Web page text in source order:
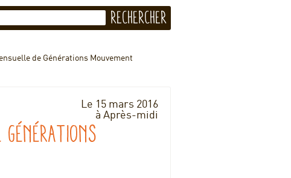
de Générations Mouvement
Le 15 mars 2016
à Après-midi
Générations